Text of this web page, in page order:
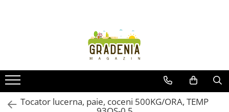
Tractorașe de cosit iarba
Masini de tuns iarba
RoabeTocator lucerna, paie, coceni 500KG/ORA, TEMP